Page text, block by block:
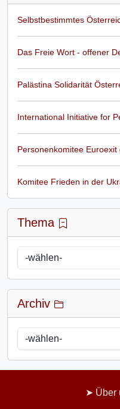
Selbstbestimmtes
Das Freie Wort - offener
Palästina Solidarität
International Initiative for
Personenkomitee
Komitee Frieden in der
Thema
Archiv
Über